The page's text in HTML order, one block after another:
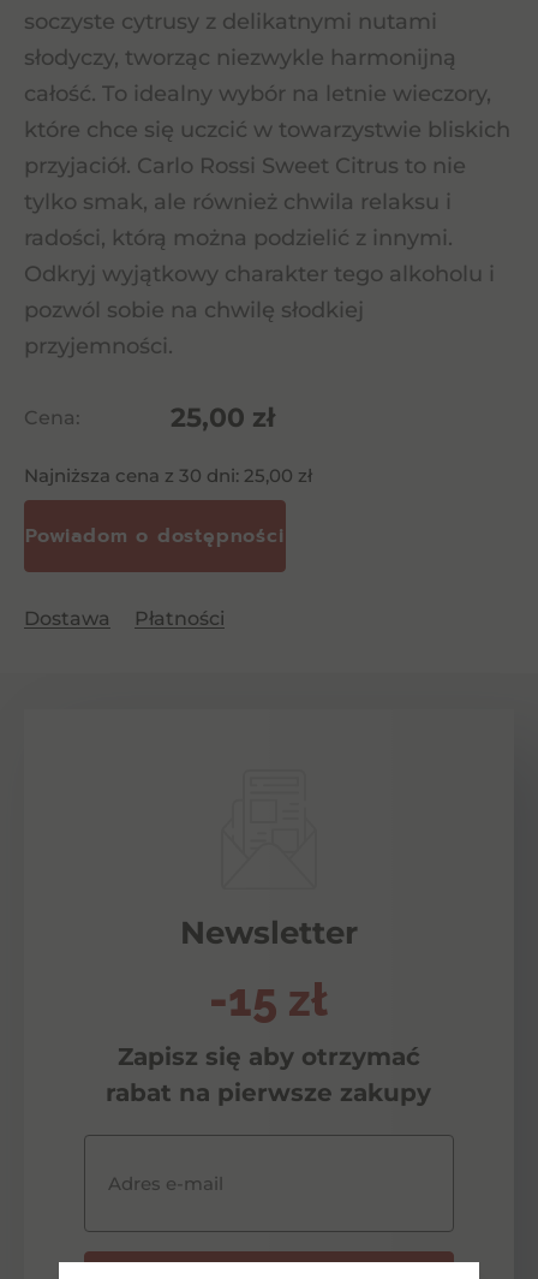
soczyste cytrusy z delikatnymi nutami
słodyczy, tworząc niezwykle harmonijną
całość. To idealny wybór na letnie wieczory,
które chce się uczcić w towarzystwie bliskich
przyjaciół. Carlo Rossi Sweet Citrus to nie
tylko smak, ale również chwila relaksu i
radości, którą można podzielić z innymi.
Odkryj wyjątkowy charakter tego alkoholu i
pozwól sobie na chwilę słodkiej
przyjemności.
Cena: 25,00 zł
Najniższa cena z 30 dni: 25,00 zł
Dostawa Płatności
Newsletter
-15 zł
Zapisz się aby otrzymać
rabat na pierwsze zakupy
Adres e-mail